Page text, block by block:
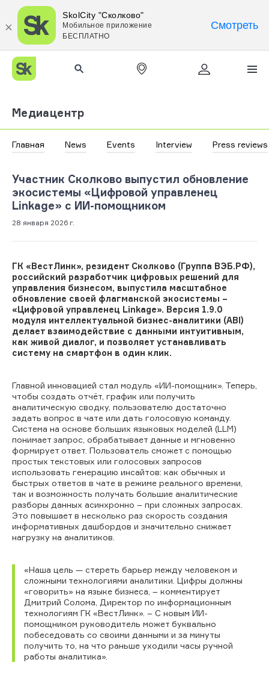
SkolCity "Сколково"
Мобильное приложение
БЕСПЛАТНО
Смотреть
Медиацентр
Главная News Events Interview Press reviews
Участник Сколково выпустил обновление
экосистемы «Цифровой управленец
Linkage» с ИИ-помощником
28 января 2026 г.
ГК «ВестЛинк», резидент Сколково (Группа ВЭБ.РФ),
российский разработчик цифровых решений для
управления бизнесом, выпустила масштабное
обновление своей флагманской экосистемы –
«Цифровой управленец Linkage». Версия 1.9.0
модуля интеллектуальной бизнес-аналитики (ABI)
делает взаимодействие с данными интуитивным,
как живой диалог, и позволяет устанавливать
систему на смартфон в один клик.
Главной инновацией стал модуль «ИИ-помощник». Теперь,
чтобы создать отчёт, график или получить
аналитическую сводку, пользователю достаточно
задать вопрос в чате или дать голосовую команду.
Система на основе больших языковых моделей (LLM)
понимает запрос, обрабатывает данные и мгновенно
формирует ответ. Пользователь сможет с помощью
простых текстовых или голосовых запросов
использовать генерацию инсайтов: как обычных и
быстрых ответов в чате в режиме реального времени,
так и возможность получать большие аналитические
разборы данных асинхронно – при сложных запросах.
Это повышает в несколько раз скорость создания
информативных дашбордов и значительно снижает
нагрузку на аналитиков.
«Наша цель — стереть барьер между человеком и
сложными технологиями аналитики. Цифры должны
«говорить» на языке бизнеса, – комментирует
Дмитрий Солома, Директор по информационным
технологиям ГК «ВестЛинк». – С новым ИИ-
помощником руководитель может буквально
побеседовать со своими данными и за минуты
получить то, на что раньше уходили часы ручной
работы аналитика».